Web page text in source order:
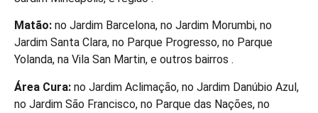
Matão: no Jardim Barcelona, no Jardim Morumbi, no
Jardim Santa Clara, no Parque Progresso, no Parque
Yolanda, na Vila San Martin, e outros bairros .
Área Cura: no Jardim Aclimação, no Jardim Danúbio Azul,
no Jardim São Francisco, no Parque das Nações, no